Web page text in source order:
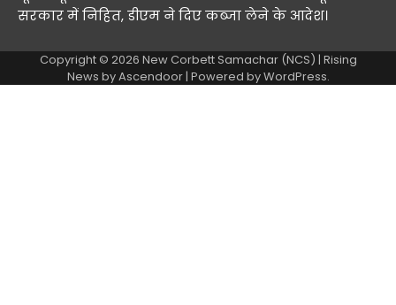
सरकार में निहित, डीएम ने दिए कब्जा लेने के आदेश।
Copyright © 2026 New Corbett Samachar (NCS) | Rising
News byAscendoor| Powered byWordPress.